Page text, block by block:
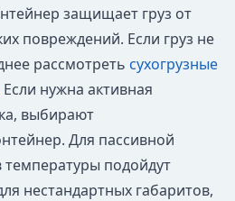
защищает груз от
повреждений. Если груз не
рассмотреть сухогрузные
Если нужна активная
выбирают
Для пассивной
подойдут
нестандартных габаритов,